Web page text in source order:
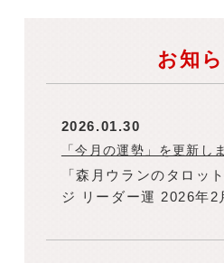
お知
2026.01.30
「今月の運勢」を更新し
「森月ウランのタロッ
ジ リーダー運 2026年2